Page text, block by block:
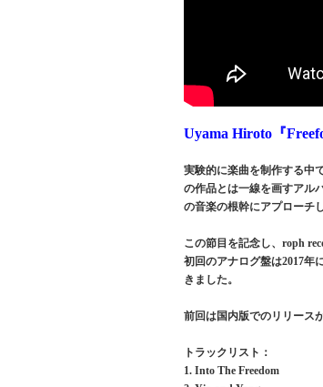
Uyama Hiroto『
実験的に楽曲を制作する中
の作品とは一線を画すアル
の音楽の根幹にアプローチ
この節目を記念し、roph
初回のアナログ盤は2017年
きました。
前回は国内版でのリリース
トラックリスト：
1. Into The Freedom